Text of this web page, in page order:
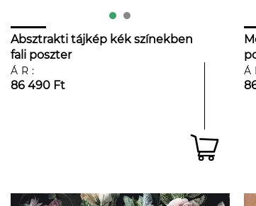
Absztrakti tájkép kék színekben
fali poszter
ÁR:
86 490 Ft